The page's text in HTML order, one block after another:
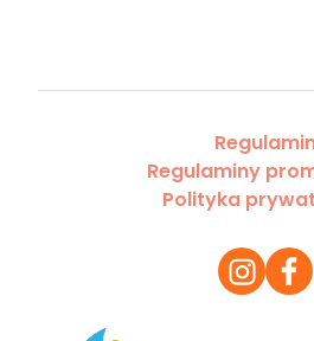
Regulaminy
Polityka